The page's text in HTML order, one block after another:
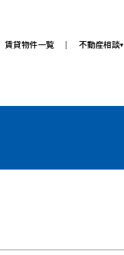
賃貸物件一覧 不動産相談▾